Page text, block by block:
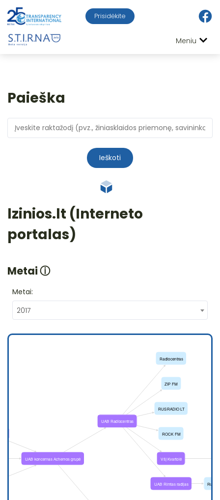
Prisidėkite
Meniu
Paieška
Ieškoti
lzinios.lt (Interneto
portalas)
Metaiⓘ
Metai:
2017